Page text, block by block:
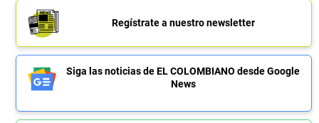
Regístrate a nuestro newsletter
Siga las noticias de EL COLOMBIANO desde Google
News